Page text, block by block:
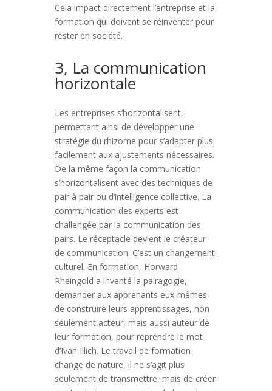
Cela impact directement l’entreprise et la
formation qui doivent se réinventer pour
rester en société.
3, La communication
horizontale
Les entreprises s’horizontalisent,
permettant ainsi de développer une
stratégie du rhizome pour s’adapter plus
facilement aux ajustements nécessaires.
De la même façon la communication
s’horizontalisent avec des techniques de
pair à pair ou d’intelligence collective. La
communication des experts est
challengée par la communication des
pairs. Le réceptacle devient le créateur
de communication. C’est un changement
culturel. En formation, Horward
Rheingold a inventé la pairagogie,
demander aux apprenants eux-mêmes
de construire leurs apprentissages, non
seulement acteur, mais aussi auteur de
leur formation, pour reprendre le mot
d’Ivan Illich. Le travail de formation
change de nature, il ne s’agit plus
seulement de transmettre, mais de créer